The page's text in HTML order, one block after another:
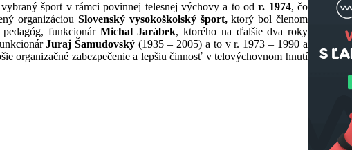
šport v rámci povinnej telesnej výchovy a to odr. 1974, čo
organizáciou Slovenský vysokoškolský šport,ktorý bol členom
funkcionár Michal Jarábek, ktorého na ďalšie dva roky
Juraj Šamudovský (1935 – 2005) a to v r. 1973 – 1990 a
organizačné zabezpečenie a lepšiu činnosť v telovýchovnom hnutí